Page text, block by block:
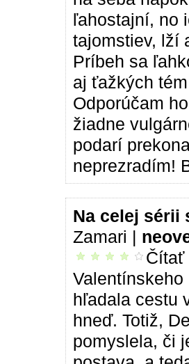
ľahostajní, no
tajomstiev, lží
Príbeh sa
aj ťažkých
Odporúčam
žiadne
podarí
neprezradím!
Na celej sérii
Zamari |
príjemné čítanie
Čítať
hľadala cestu
hneď. Totiž,
pomyslela, či